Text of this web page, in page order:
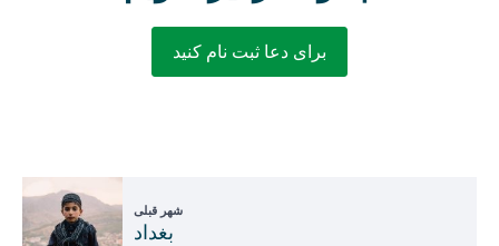
برای دعا ثبت نام کنید
شهر قبلی
بغداد